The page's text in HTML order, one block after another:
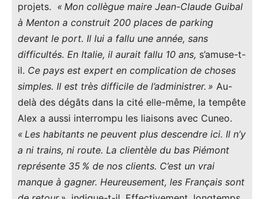
projets. « Mon collègue maire Jean-Claude Guibal
à Menton a construit 200 places de parking
devant le port. Il lui a fallu une année, sans
difficultés. En Italie, il aurait fallu 10 ans, s’amuse-t-
il. Ce pays est expert en complication de choses
simples. Il est très difficile de l’administrer. » Au-
delà des dégâts dans la cité elle-même, la tempête
Alex a aussi interrompu les liaisons avec Cuneo.
« Les habitants ne peuvent plus descendre ici. Il n’y
a ni trains, ni route. La clientèle du bas Piémont
représente 35 % de nos clients. C’est un vrai
manque à gagner. Heureusement, les Français sont